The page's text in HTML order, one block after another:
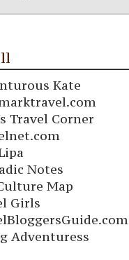
Kate
Travel Corner
Notes
Map
Girls
Adventuress